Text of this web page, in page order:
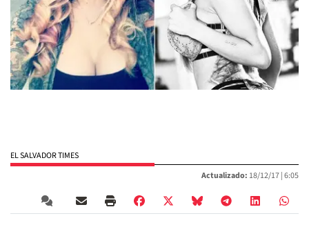
EL SALVADOR TIMES
Actualizado: 18/12/17 |6:05